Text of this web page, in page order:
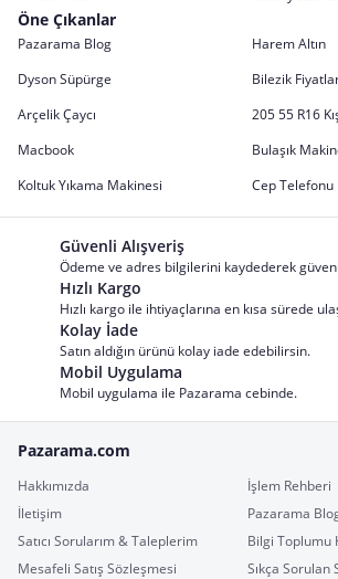
Öne Çıkanlar
Pazarama Blog
Harem Altın
Dyson Süpürge
Bilezik
Arçelik Çaycı
205 55 R16
Macbook
Bulaşık
Koltuk Yıkama Makinesi
Cep Telefonu
Güvenli Alışveriş
Ödeme ve adres bilgilerini kaydederek
Hızlı Kargo
Hızlı kargo ile ihtiyaçlarına en kısa sürede
Kolay İade
Satın aldığın ürünü kolay iade edebilirsin.
Mobil Uygulama
Mobil uygulama ile Pazarama cebinde.
Pazarama.com
Hakkımızda
İşlem Rehberi
İletişim
Pazarama
Satıcı Sorularım & Taleplerim
Bilgi Toplumu
Mesafeli Satış Sözleşmesi
Sıkça Sorulan